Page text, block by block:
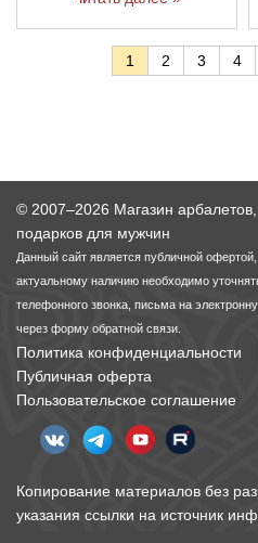
1 2 3 4
© 2007–2026 Магазин
подарков для мужчин
Данный сайт является публичной
актуальному наличию необходимо
телефонного звонка, письма на
через форму обратной связи.
Политика конфиденциальности
Публичная оферта
Пользовательское соглашение
Копирование материалов без
указания ссылки на источник